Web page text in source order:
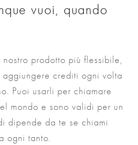
vuoi, quando
prodotto più flessibile,
crediti ogni volta
Puoi usarli per chiamare
mondo e sono validi per un
dipende da te se chiami
ogni tanto.